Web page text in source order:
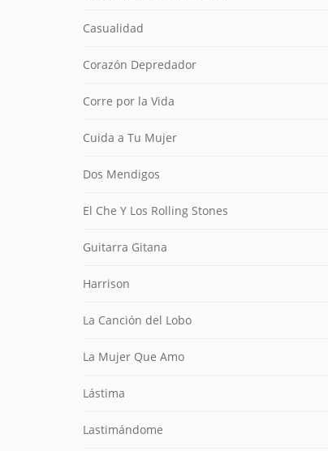
Casualidad
Corazón Depredador
Corre por la Vida
Cuida a Tu Mujer
Dos Mendigos
El Che Y Los Rolling Stones
Guitarra Gitana
Harrison
La Canción del Lobo
La Mujer Que Amo
Lástima
Lastimándome